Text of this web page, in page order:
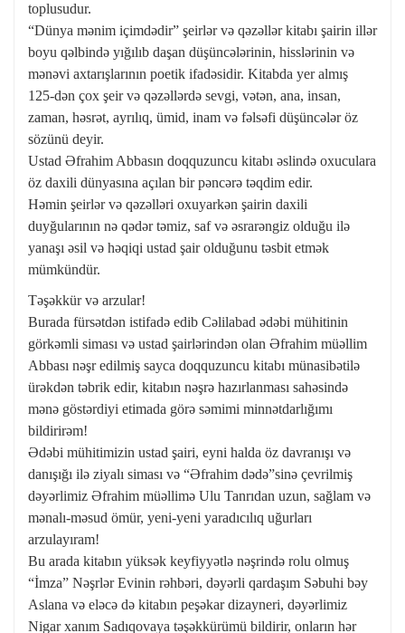
toplusudur.
“Dünya mənim içimdədir” şeirlər və qəzəllər kitabı şairin illər
boyu qəlbində yığılıb daşan düşüncələrinin, hisslərinin və
mənəvi axtarışlarının poetik ifadəsidir. Kitabda yer almış
125-dən çox şeir və qəzəllərdə sevgi, vətən, ana, insan,
zaman, həsrət, ayrılıq, ümid, inam və fəlsəfi düşüncələr öz
sözünü deyir.
Ustad Əfrahim Abbasın doqquzuncu kitabı əslində oxuculara
öz daxili dünyasına açılan bir pəncərə təqdim edir.
Həmin şeirlər və qəzəlləri oxuyarkən şairin daxili
duyğularının nə qədər təmiz, saf və əsrarəngiz olduğu ilə
yanaşı əsil və həqiqi ustad şair olduğunu təsbit etmək
mümkündür.
Təşəkkür və arzular!
Burada fürsətdən istifadə edib Cəlilabad ədəbi mühitinin
görkəmli siması və ustad şairlərindən olan Əfrahim müəllim
Abbası nəşr edilmiş sayca doqquzuncu kitabı münasibətilə
ürəkdən təbrik edir, kitabın nəşrə hazırlanması sahəsində
mənə göstərdiyi etimada görə səmimi minnətdarlığımı
bildirirəm!
Ədəbi mühitimizin ustad şairi, eyni halda öz davranışı və
danışığı ilə ziyalı siması və “Əfrahim dədə”sinə çevrilmiş
dəyərlimiz Əfrahim müəllimə Ulu Tanrıdan uzun, sağlam və
mənalı-məsud ömür, yeni-yeni yaradıcılıq uğurları
arzulayıram!
Bu arada kitabın yüksək keyfiyyətlə nəşrində rolu olmuş
“İmza” Nəşrlər Evinin rəhbəri, dəyərli qardaşım Səbuhi bəy
Aslana və eləcə də kitabın peşəkar dizayneri, dəyərlimiz
Nigar xanım Sadıqovaya təşəkkürümü bildirir, onların hər